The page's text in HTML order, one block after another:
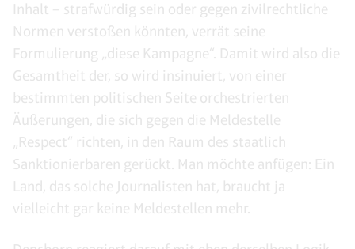
Inhalt – strafwürdig sein oder gegen zivilrechtliche
Normen verstoßen könnten, verrät seine
Formulierung „diese Kampagne“. Damit wird also die
Gesamtheit der, so wird insinuiert, von einer
bestimmten politischen Seite orchestrierten
Äußerungen, die sich gegen die Meldestelle
„Respect“ richten, in den Raum des staatlich
Sanktionierbaren gerückt. Man möchte anfügen: Ein
Land, das solche Journalisten hat, braucht ja
vielleicht gar keine Meldestellen mehr.